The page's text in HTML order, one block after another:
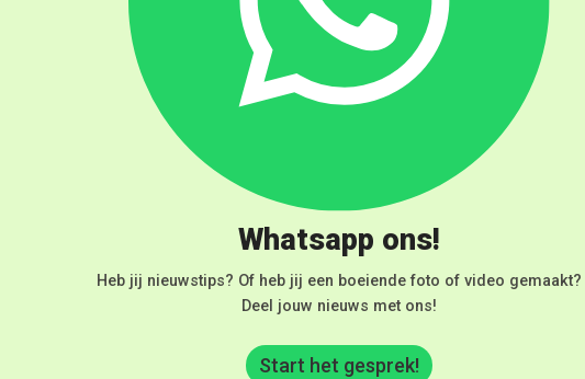
Whatsapp ons!
Heb jij nieuwstips? Of heb jij een boeiende foto of video gemaakt?
Deel jouw nieuws met ons!
Start het gesprek!